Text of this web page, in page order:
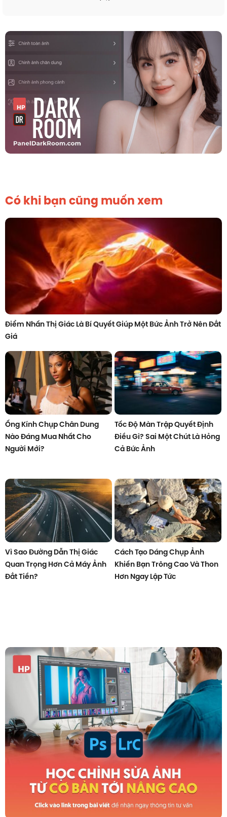
Có khi bạn cũng muốn xem
Điểm Nhấn Thị Giác Là Bí Quyết Giúp Một Bức Ảnh Trở Nên Đắt
Giá
Ống Kính Chụp Chân Dung
Nào Đáng Mua Nhất Cho
Người Mới?
Tốc Độ Màn Trập Quyết Định
Điều Gì? Sai Một Chút Là Hỏng
Cả Bức Ảnh
Vì Sao Đường Dẫn Thị Giác
Quan Trọng Hơn Cả Máy Ảnh
Đắt Tiền?
Cách Tạo Dáng Chụp Ảnh
Khiến Bạn Trông Cao Và Thon
Hơn Ngay Lập Tức